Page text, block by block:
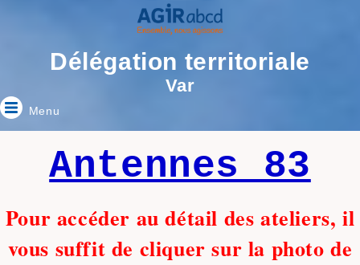
Délégation territoriale
Var
Menu
Antennes 83
Pour accéder au détail des ateliers, il
vous suffit de cliquer sur la photo de